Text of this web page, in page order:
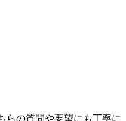
らの質問や要望にも丁寧に